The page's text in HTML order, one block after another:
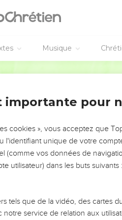
Musique
et lui dit : Maître, en disant ces
la Loi, car vous chargez les
fardeaux de l'un de vos doigts.
Prophètes, que vos pères ont
enverrai des Prophètes et des
dès la fondation du
fut tué entre l'autel et le
enlevé la clef de la science,
importante pour
cookies », vous acceptez que
l'identifiant unique de votre
(comme vos données de
utilisateur) dans les buts suivants :
tels que de la vidéo, des cartes
service de relation aux